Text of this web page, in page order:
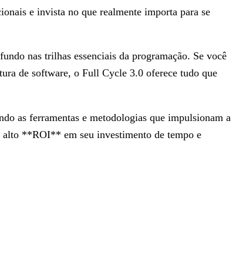
e invista no que realmente importa para se
nas trilhas essenciais da programação. Se você
de software, o Full Cycle 3.0 oferece tudo que
as ferramentas e metodologias que impulsionam a
alto **ROI** em seu investimento de tempo e